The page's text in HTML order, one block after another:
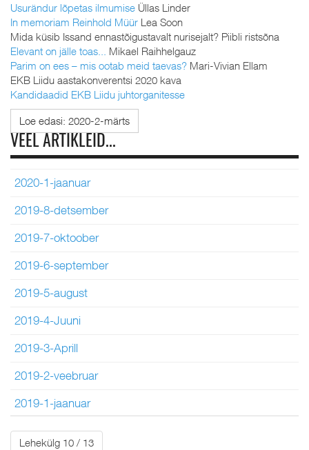
Usurändur lõpetas ilmumise Üllas Linder
In memoriam Reinhold Müür Lea Soon
Mida küsib Issand ennastõigustavalt nurisejalt? Piibli ristsõna
Elevant on jälle toas...
Mikael Raihhelgauz
Parim on ees – mis ootab meid taevas? Mari-Vivian Ellam
EKB Liidu aastakonverentsi 2020 kava
Kandidaadid EKB Liidu juhtorganitesse
Loe edasi: 2020-2-märts
VEEL ARTIKLEID...
2020-1-jaanuar
2019-8-detsember
2019-7-oktoober
2019-6-september
2019-5-august
2019-4-Juuni
2019-3-Aprill
2019-2-veebruar
2019-1-jaanuar
Lehekülg 10 / 13